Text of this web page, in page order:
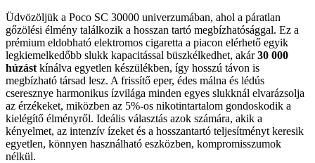
Üdvözöljük a Poco SC 30000 univerzumában, ahol a páratlan
gőzölési élmény találkozik a hosszan tartó megbízhatósággal. Ez a
prémium eldobható elektromos cigaretta a piacon elérhető egyik
legkiemelkedőbb slukk kapacitással büszkélkedhet, akár30 000
húzást kínálva egyetlen készülékben, így hosszú távon is
megbízható társad lesz. A frissítő eper, édes málna és lédús
cseresznye harmonikus ízvilága minden egyes slukknál elvarázsolja
az érzékeket, miközben az 5%-os nikotintartalom gondoskodik a
kielégítő élményről. Ideális választás azok számára, akik a
kényelmet, az intenzív ízeket és a hosszantartó teljesítményt keresik
egyetlen, könnyen használható eszközben, kompromisszumok
nélkül.